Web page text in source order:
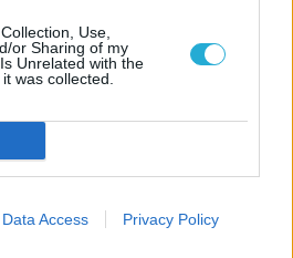
Use,
or Sharing of my
Unrelated with the
was collected.
Data Access Privacy Policy
t! Állítsd be itt, hogy a PC
véletlenül se maradj le